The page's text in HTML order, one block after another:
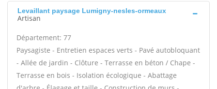
Levaillant paysage Lumigny-nesles-ormeaux
Artisan
Département: 77
Paysagiste - Entretien espaces verts - Pavé autobloquant
- Allée de jardin - Clôture - Terrasse en béton / Chape -
Terrasse en bois - Isolation écologique - Abattage